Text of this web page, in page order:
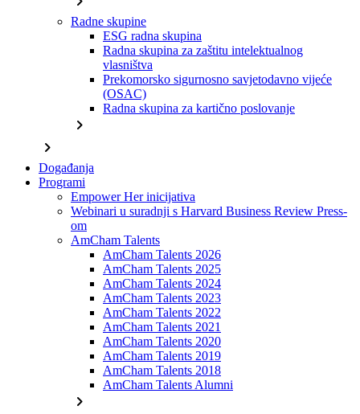
Radne skupine
ESG radna skupina
Radna skupina za zaštitu intelektualnog
vlasništva
Prekomorsko sigurnosno savjetodavno vijeće
(OSAC)
Radna skupina za kartično poslovanje
chevron_right
chevron_right
Događanja
Programi
Empower Her inicijativa
Webinari u suradnji s Harvard Business Review Press-
om
AmCham Talents
AmCham Talents 2026
AmCham Talents 2025
AmCham Talents 2024
AmCham Talents 2023
AmCham Talents 2022
AmCham Talents 2021
AmCham Talents 2020
AmCham Talents 2019
AmCham Talents 2018
AmCham Talents Alumni
chevron_right